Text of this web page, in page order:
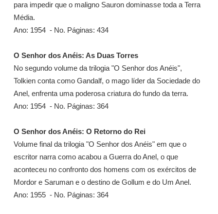
para impedir que o maligno Sauron dominasse toda a Terra
Média.
Ano: 1954 - No. Páginas: 434
O Senhor dos Anéis: As Duas Torres
No segundo volume da trilogia "O Senhor dos Anéis",
Tolkien conta como Gandalf, o mago líder da Sociedade do
Anel, enfrenta uma poderosa criatura do fundo da terra.
Ano: 1954 - No. Páginas: 364
O Senhor dos Anéis: O Retorno do Rei
Volume final da trilogia "O Senhor dos Anéis" em que o
escritor narra como acabou a Guerra do Anel, o que
aconteceu no confronto dos homens com os exércitos de
Mordor e Saruman e o destino de Gollum e do Um Anel.
Ano: 1955 - No. Páginas: 364